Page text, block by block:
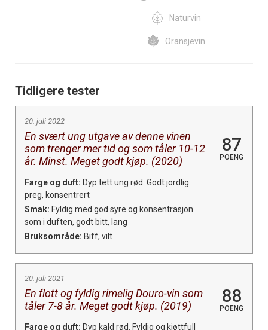
Naturvin
Oransjevin
Tidligere tester
20. juli 2022
En svært ung utgave av denne vinen
som trenger mer tid og som tåler 10-12
år. Minst. Meget godt kjøp. (2020)
87
POENG
Farge og duft: Dyp tett ung rød. Godt jordlig
preg, konsentrert
Smak: Fyldig med god syre og konsentrasjon
som i duften, godt bitt, lang
Bruksområde: Biff, vilt
20. juli 2021
En flott og fyldig rimelig Douro-vin som
tåler 7-8 år. Meget godt kjøp. (2019)
88
POENG
Farge og duft: Dyp kald rød. Fyldig og kjøttfull